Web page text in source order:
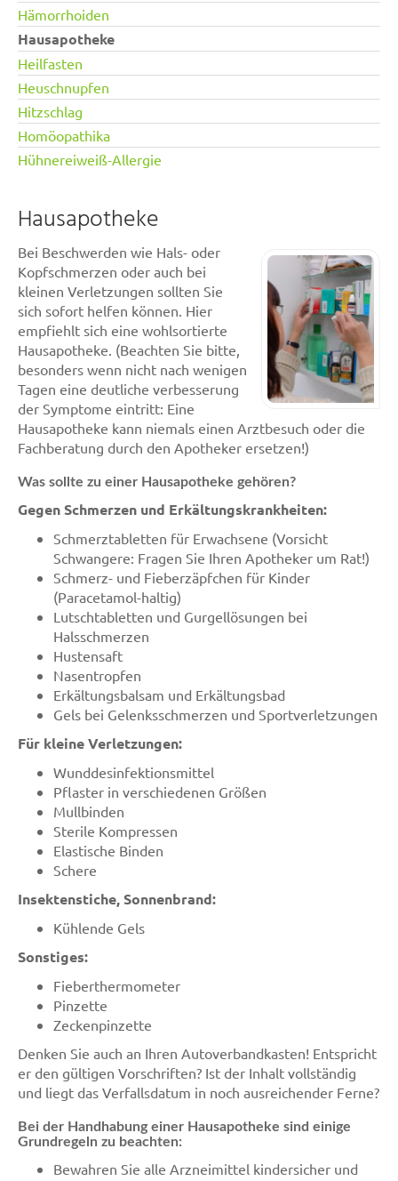
Hämorrhoiden
Hausapotheke
Heilfasten
Heuschnupfen
Hitzschlag
Homöopathika
Hühnereiweiß-Allergie
Hausapotheke
Bei Beschwerden wie Hals- oder
Kopfschmerzen oder auch bei
kleinen Verletzungen sollten Sie
sich sofort helfen können. Hier
empfiehlt sich eine wohlsortierte
Hausapotheke. (Beachten Sie bitte,
besonders wenn nicht nach wenigen
Tagen eine deutliche verbesserung
der Symptome eintritt: Eine
Hausapotheke kann niemals einen Arztbesuch oder die
Fachberatung durch den Apotheker ersetzen!)
Was sollte zu einer Hausapotheke gehören?
Gegen Schmerzen und Erkältungskrankheiten:
Schmerztabletten für Erwachsene (Vorsicht
Schwangere: Fragen Sie Ihren Apotheker um Rat!)
Schmerz- und Fieberzäpfchen für Kinder
(Paracetamol-haltig)
Lutschtabletten und Gurgellösungen bei
Halsschmerzen
Hustensaft
Nasentropfen
Erkältungsbalsam und Erkältungsbad
Gels bei Gelenksschmerzen und Sportverletzungen
Für kleine Verletzungen:
Wunddesinfektionsmittel
Pflaster in verschiedenen Größen
Mullbinden
Sterile Kompressen
Elastische Binden
Schere
Insektenstiche, Sonnenbrand:
Kühlende Gels
Sonstiges:
Fieberthermometer
Pinzette
Zeckenpinzette
Denken Sie auch an Ihren Autoverbandkasten! Entspricht
er den gültigen Vorschriften? Ist der Inhalt vollständig
und liegt das Verfallsdatum in noch ausreichender Ferne?
Bei der Handhabung einer Hausapotheke sind einige
Grundregeln zu beachten:
Bewahren Sie alle Arzneimittel kindersicher und